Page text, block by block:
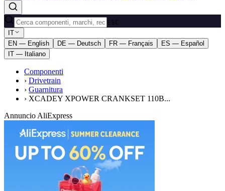
ESC
IT
EN — English
DE — Deutsch FR — Français
ES — Español
IT — Italiano
Componenti
› Drivetrain
› Guarnitura
› XCADEY XPOWER CRANKSET 110B...
Annuncio AliExpress